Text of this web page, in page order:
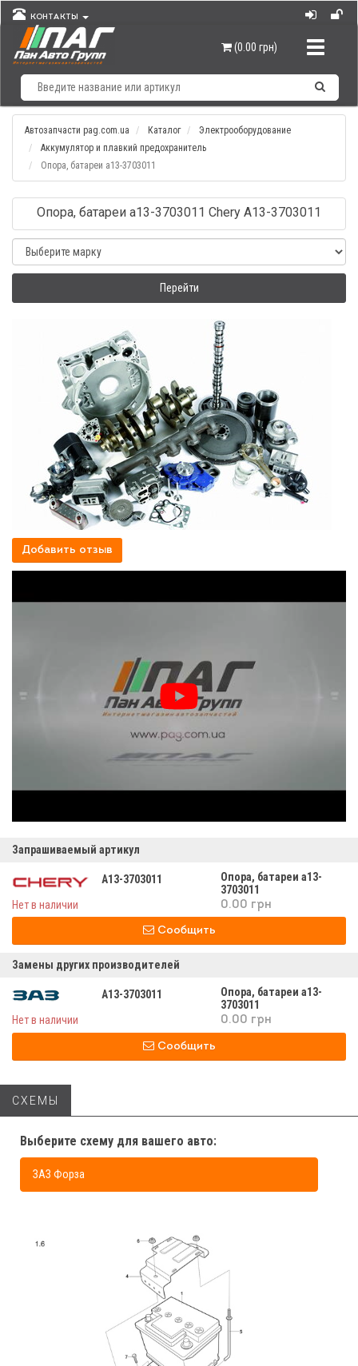
КОНТАКТЫ
(0.00 грн)
Автозапчасти pag.com.ua Каталог
Электрооборудование
Аккумулятор и плавкий предохранитель
Опора, батареи а13-3703011
Опора, батареи а13-3703011 Chery A13-3703011
Перейти
Добавить отзыв
Запрашиваемый артикул
A13-3703011
Опора, батареи а13-
3703011
Нет в наличии
0.00 грн
Сообщить
Замены других производителей
A13-3703011
Опора, батареи а13-
3703011
Нет в наличии
0.00 грн
Сообщить
СХЕМЫ
Выберите схему для вашего авто:
ЗАЗ Форза